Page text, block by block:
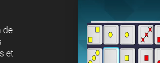
et